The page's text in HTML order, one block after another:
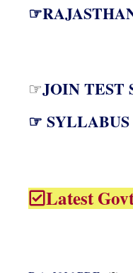
☞JOIN TEST
☞ SYLLABUS
Latest